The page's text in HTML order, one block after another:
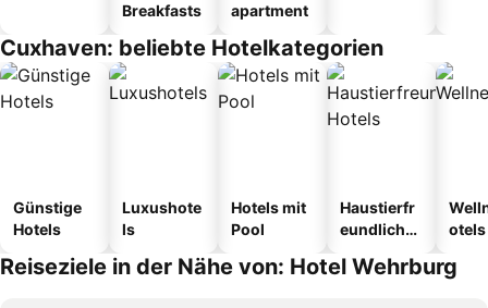
Breakfasts
apartment
Cuxhaven: beliebte Hotelkategorien
Günstige
Hotels
Luxushote
ls
Hotels mit
Pool
Haustierfr
eundliche
otels
Reiseziele in der Nähe von: Hotel Wehrburg